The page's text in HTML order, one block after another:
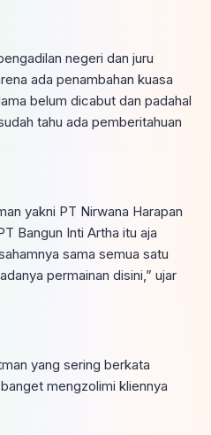
negeri dan juru
ada penambahan kuasa
belum dicabut dan padahal
tahu ada pemberitahuan
yakni PT Nirwana Harapan
Bangun Inti Artha itu aja
sama semua satu
permainan disini,” ujar
yang sering berkata
mengzolimi kliennya